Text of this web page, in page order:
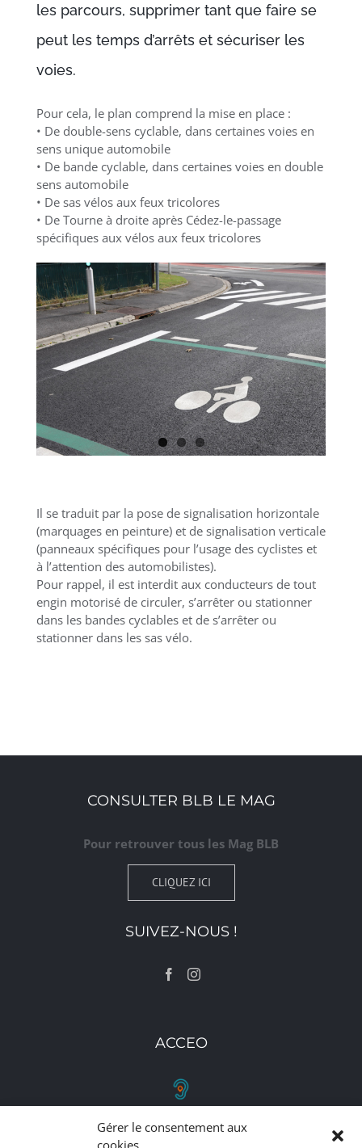
Gérer le consentement aux
cookies
les parcours, supprimer tant que faire se
peut les temps d’arrêts et sécuriser les
voies.
Pour cela, le plan comprend la mise en place :
• De double-sens cyclable, dans certaines voies en
sens unique automobile
• De bande cyclable, dans certaines voies en double
sens automobile
• De sas vélos aux feux tricolores
• De Tourne à droite après Cédez-le-passage
spécifiques aux vélos aux feux tricolores
Il se traduit par la pose de signalisation horizontale
(marquages en peinture) et de signalisation verticale
(panneaux spécifiques pour l’usage des cyclistes et
à l’attention des automobilistes).
Pour rappel, il est interdit aux conducteurs de tout
engin motorisé de circuler, s’arrêter ou stationner
dans les bandes cyclables et de s’arrêter ou
stationner dans les sas vélo.
CONSULTER BLB LE MAG
Pour retrouver tous les Mag BLB
CLIQUEZ ICI
SUIVEZ-NOUS !
ACCEO
RETROUVEZ-NOUS